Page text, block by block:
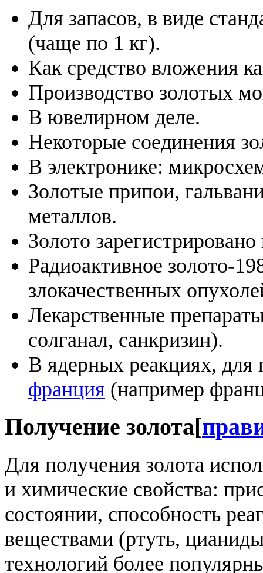
Для запасов, в виде
(чаще по 1 кг).
Как средство вложения
Производство золотых
В ювелирном деле.
Некоторые соединения
В электронике:
Золотые припои,
металлов.
Золото
Радиоактивное золото-
злокачественных
Лекарственные
солганал, санкризин).
В ядерных реакциях, для
франция (например
Получение золота[
Для получения золота
и химические свойства:
состоянии, способность
веществами (ртуть,
технологий более